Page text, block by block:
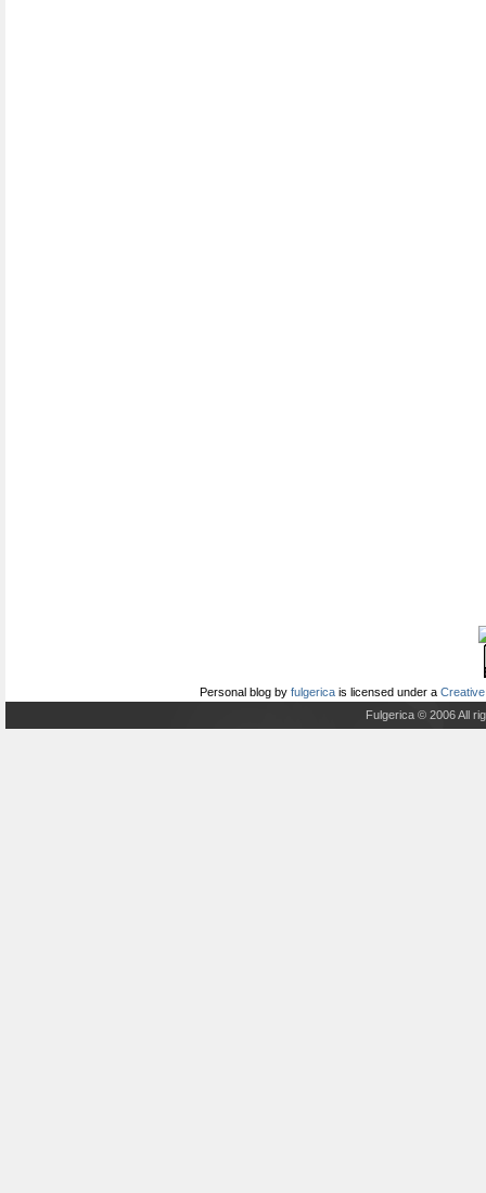
Personal blog by fulgerica is licensed under a
Fulgerica © 2006 All